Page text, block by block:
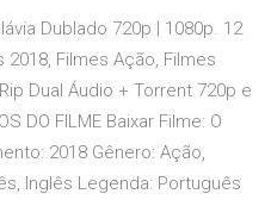
Dublado 720p | 1080p. 12
Filmes Ação, Filmes
Dual Áudio + Torrent 720p e
DO FILME Baixar Filme: O
2018 Gênero: Ação,
Inglês Legenda: Português